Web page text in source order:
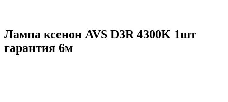
Лампа ксенон AVS D3R 4300K 1шт
гарантия 6м